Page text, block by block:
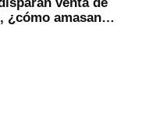
¿cómo amasan